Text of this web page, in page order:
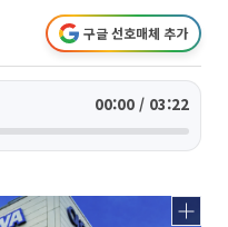
구글 선호매체 추가
00:00 / 03:22